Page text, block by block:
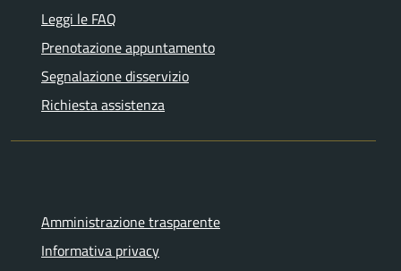
Leggi le FAQ
Prenotazione appuntamento
Segnalazione disservizio
Richiesta assistenza
Amministrazione trasparente
Informativa privacy